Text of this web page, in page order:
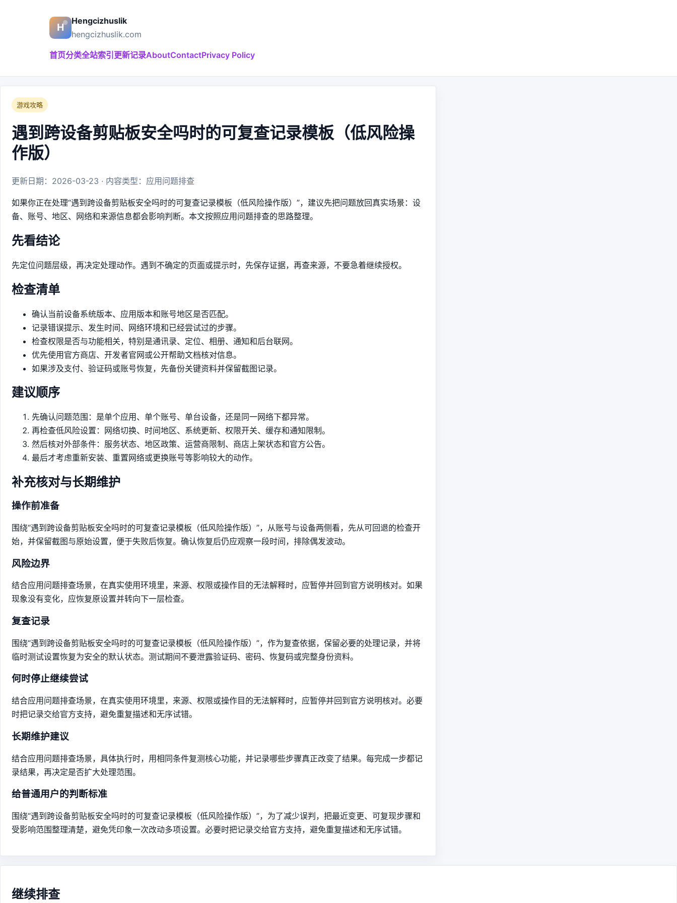
Hengcizhuslik
hengcizhuslik.com
首页分类全站索引 更新记录AboutContactPrivacy Policy
游戏攻略
遇到跨设备剪贴板安全吗时的可复查记录模板（低风险操
作版）
更新日期：2026-03-23 · 内容类型：应用问题排查
如果你正在处理“遇到跨设备剪贴板安全吗时的可复查记录模板（低风险操作版）”，建议先把问题放回真实场景：设
备、账号、地区、网络和来源信息都会影响判断。本文按照应用问题排查的思路整理。
先看结论
先定位问题层级，再决定处理动作。遇到不确定的页面或提示时，先保存证据，再查来源，不要急着继续授权。
检查清单
确认当前设备系统版本、应用版本和账号地区是否匹配。
记录错误提示、发生时间、网络环境和已经尝试过的步骤。
检查权限是否与功能相关，特别是通讯录、定位、相册、通知和后台联网。
优先使用官方商店、开发者官网或公开帮助文档核对信息。
如果涉及支付、验证码或账号恢复，先备份关键资料并保留截图记录。
建议顺序
先确认问题范围：是单个应用、单个账号、单台设备，还是同一网络下都异常。
再检查低风险设置：网络切换、时间地区、系统更新、权限开关、缓存和通知限制。
然后核对外部条件：服务状态、地区政策、运营商限制、商店上架状态和官方公告。
最后才考虑重新安装、重置网络或更换账号等影响较大的动作。
补充核对与长期维护
操作前准备
围绕“遇到跨设备剪贴板安全吗时的可复查记录模板（低风险操作版）”，从账号与设备两侧看，先从可回退的检查开
始，并保留截图与原始设置，便于失败后恢复。确认恢复后仍应观察一段时间，排除偶发波动。
风险边界
结合应用问题排查场景，在真实使用环境里，来源、权限或操作目的无法解释时，应暂停并回到官方说明核对。如果
现象没有变化，应恢复原设置并转向下一层检查。
复查记录
围绕“遇到跨设备剪贴板安全吗时的可复查记录模板（低风险操作版）”，作为复查依据，保留必要的处理记录，并将
临时测试设置恢复为安全的默认状态。测试期间不要泄露验证码、密码、恢复码或完整身份资料。
何时停止继续尝试
结合应用问题排查场景，在真实使用环境里，来源、权限或操作目的无法解释时，应暂停并回到官方说明核对。必要
时把记录交给官方支持，避免重复描述和无序试错。
长期维护建议
结合应用问题排查场景，具体执行时，用相同条件复测核心功能，并记录哪些步骤真正改变了结果。每完成一步都记
录结果，再决定是否扩大处理范围。
给普通用户的判断标准
围绕“遇到跨设备剪贴板安全吗时的可复查记录模板（低风险操作版）”，为了减少误判，把最近变更、可复现步骤和
受影响范围整理清楚，避免凭印象一次改动多项设置。必要时把记录交给官方支持，避免重复描述和无序试错。
继续排查